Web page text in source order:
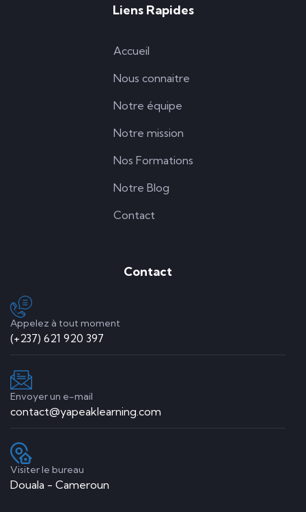
Liens Rapides
Accueil
Nous connaitre
Notre équipe
Notre mission
Nos Formations
Notre Blog
Contact
Contact
Appelez à tout moment
(+237) 621 920 397
Envoyer un e-mail
contact@yapeaklearning.com
Visiter le bureau
Douala - Cameroun